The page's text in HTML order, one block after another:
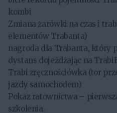
kombi
Zmiana żarówki na czas i
elementów Trabanta)
nagroda dla Trabanta, który
dystans dojeżdżając na
Trabi zręcznościówka (tor
jazdy samochodem)
Pokaz ratownictwa –
szkolenia.